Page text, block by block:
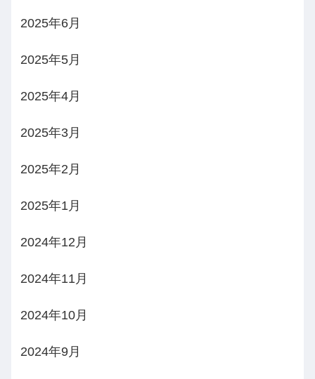
2025年6月
2025年5月
2025年4月
2025年3月
2025年2月
2025年1月
2024年12月
2024年11月
2024年10月
2024年9月